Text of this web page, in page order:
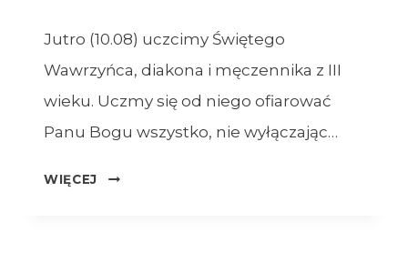
Jutro (10.08) uczcimy Świętego
Wawrzyńca, diakona i męczennika z III
wieku. Uczmy się od niego ofiarować
Panu Bogu wszystko, nie wyłączając…
WIĘCEJ
OGŁOSZENIA